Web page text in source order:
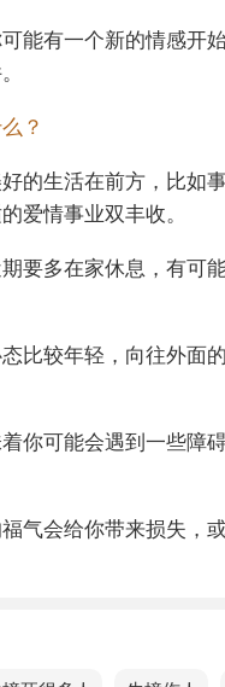
能有一个新的情感开
？
的生活在前方，比如
爱情事业双丰收。
要多在家休息，有可
比较年轻，向往外面
你可能会遇到一些障
气会给你带来损失，